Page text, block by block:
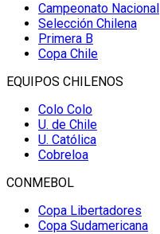
Campeonato Nacional
Selección Chilena
Primera B
Copa Chile
EQUIPOS CHILENOS
Colo Colo
U. de Chile
U. Católica
Cobreloa
CONMEBOL
Copa Libertadores
Copa Sudamericana